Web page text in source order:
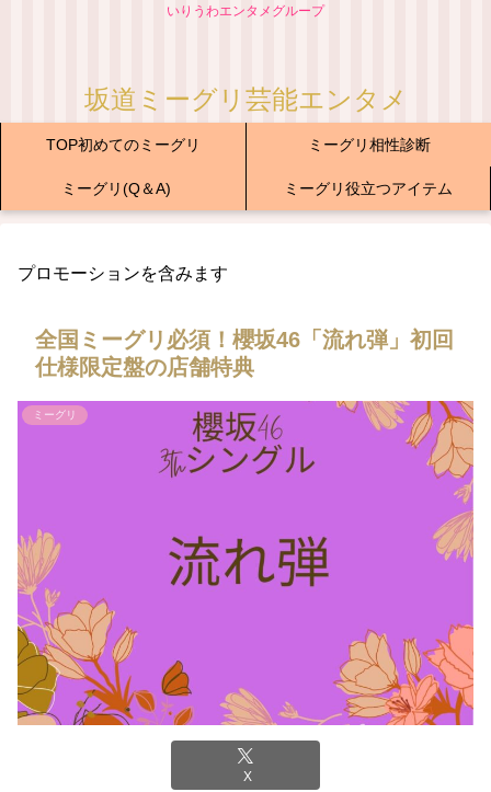
いりうわエンタメグループ
坂道ミーグリ芸能エンタメ
TOP初めてのミーグリ ミーグリ相性診断
ミーグリ(Q＆A) ミーグリ役立つアイテム
プロモーションを含みます
全国ミーグリ必須！櫻坂46「流れ弾」初回
仕様限定盤の店舗特典
ミーグリ
X